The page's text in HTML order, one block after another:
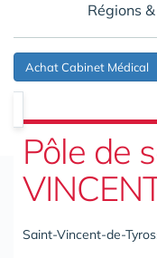
Régions
Achat Cabinet Médical
Pôle de
Saint-Vincent-de-